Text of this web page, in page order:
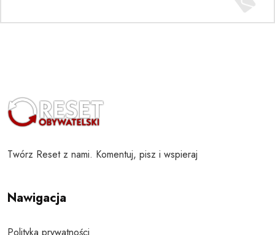
Twórz Reset z nami. Komentuj, pisz i wspieraj
Nawigacja
Polityka prywatności